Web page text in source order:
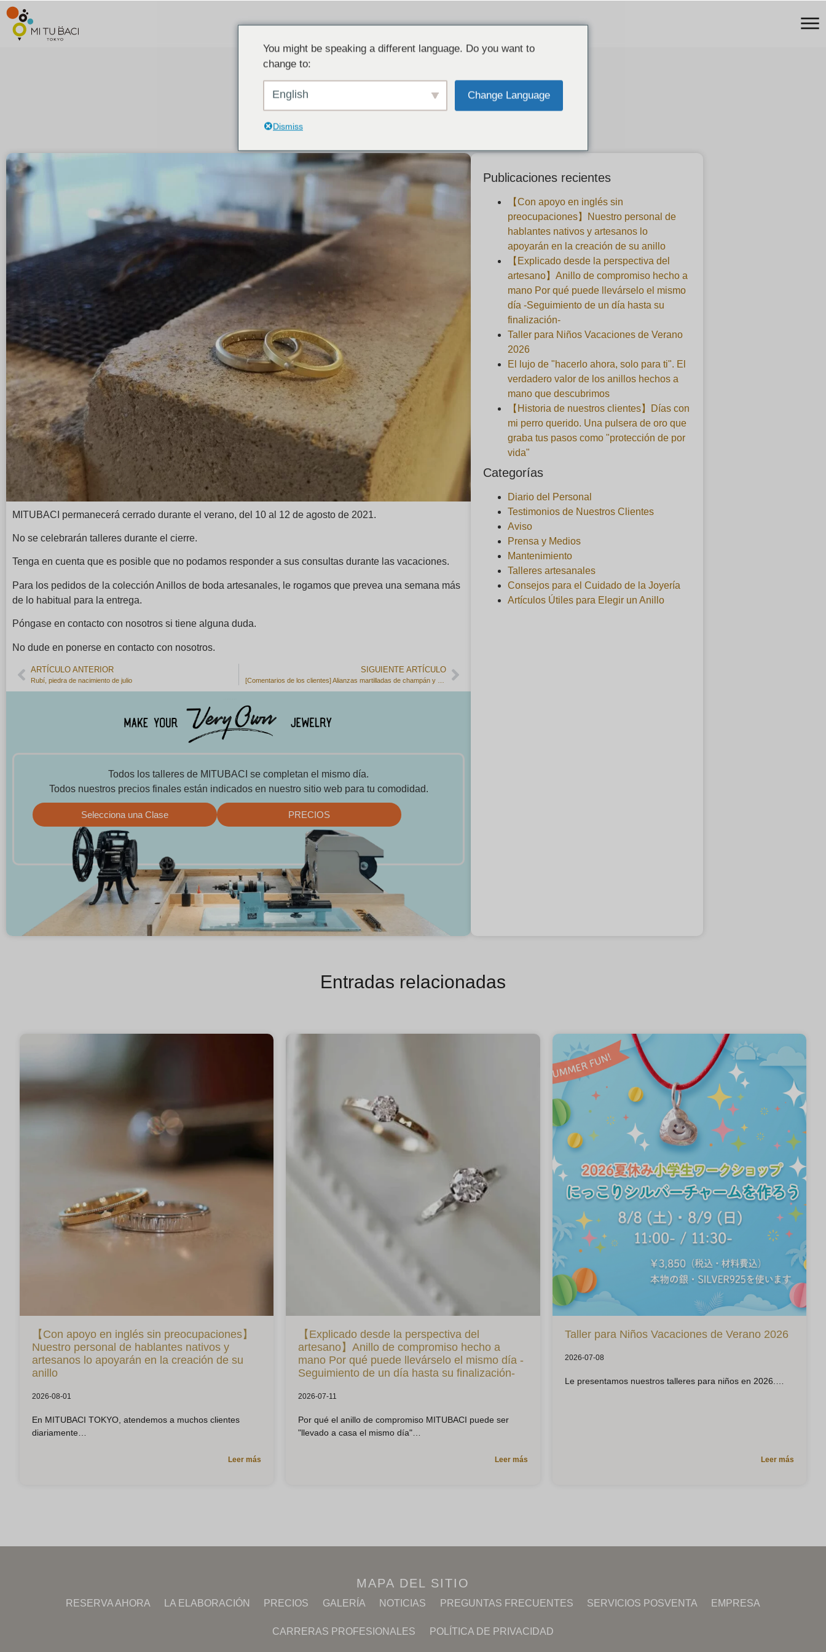
Vacaciones de verano (2021).
MITUBACI permanecerá cerrado durante el verano, del 10 al 12 de agosto de 2021.
No se celebrarán talleres durante el cierre.
Tenga en cuenta que es posible que no podamos responder a sus consultas durante las vacaciones.
Para los pedidos de la colección Anillos de boda artesanales, le rogamos que prevea una semana más
de lo habitual para la entrega.
Póngase en contacto con nosotros si tiene alguna duda.
No dude en ponerse en contacto con nosotros.
ARTÍCULO ANTERIOR
Rubí, piedra de nacimiento de julio
SIGUIENTE ARTÍCULO
Todos los talleres de MITUBACI se completan el mismo día.
Todos nuestros precios finales están indicados en nuestro sitio web para tu comodidad.
Selecciona una Clase PRECIOS
Publicaciones recientes
【Con apoyo en inglés sin
preocupaciones】Nuestro personal de
hablantes nativos y artesanos lo
apoyarán en la creación de su anillo
【Explicado desde la perspectiva del
artesano】Anillo de compromiso hecho a
mano Por qué puede llevárselo el mismo
día -Seguimiento de un día hasta su
finalización-
Taller para Niños Vacaciones de Verano
2026
El lujo de "hacerlo ahora, solo para ti". El
verdadero valor de los anillos hechos a
mano que descubrimos
【Historia de nuestros clientes】Días con
mi perro querido. Una pulsera de oro que
graba tus pasos como "protección de por
vida"
Categorías
Diario del Personal
Testimonios de Nuestros Clientes
Aviso
Prensa y Medios
Mantenimiento
Talleres artesanales
Consejos para el Cuidado de la Joyería
Artículos Útiles para Elegir un Anillo
Entradas relacionadas
【Con apoyo en inglés sin preocupaciones】
Nuestro personal de hablantes nativos y
artesanos lo apoyarán en la creación de su
anillo
2026-08-01
En MITUBACI TOKYO, atendemos a muchos clientes
diariamente
Leer más
【Explicado desde la perspectiva del
artesano】Anillo de compromiso hecho a
mano Por qué puede llevárselo el mismo día -
Seguimiento de un día hasta su finalización-
2026-07-11
Por qué el anillo de compromiso MITUBACI puede ser
"llevado a casa el mismo día"
Leer más
Taller para Niños Vacaciones de Verano 2026
2026-07-08
Le presentamos nuestros talleres para niños en 2026.
Leer más
MAPA DEL SITIO
RESERVA AHORA LA ELABORACIÓN PRECIOS GALERÍA NOTICIAS PREGUNTAS FRECUENTES SERVICIOS POSVENTA EMPRESA
CARRERAS PROFESIONALES POLÍTICA DE PRIVACIDAD
You might be speaking a different language. Do you want to
change to:
English Change Language
Dismiss